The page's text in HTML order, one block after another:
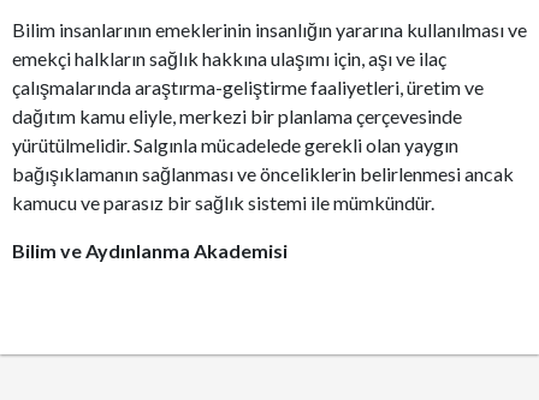
Bilim insanlarının emeklerinin insanlığın yararına kullanılması ve
emekçi halkların sağlık hakkına ulaşımı için, aşı ve ilaç
çalışmalarında araştırma-geliştirme faaliyetleri, üretim ve
dağıtım kamu eliyle, merkezi bir planlama çerçevesinde
yürütülmelidir. Salgınla mücadelede gerekli olan yaygın
bağışıklamanın sağlanması ve önceliklerin belirlenmesi ancak
kamucu ve parasız bir sağlık sistemi ile mümkündür.
Bilim ve Aydınlanma Akademisi